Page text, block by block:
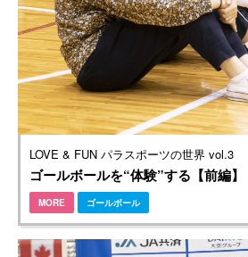
LOVE & FUN パラスポーツの世界 vol.3
ゴールボールを“体験”する【前編】
MORE ゴールボール